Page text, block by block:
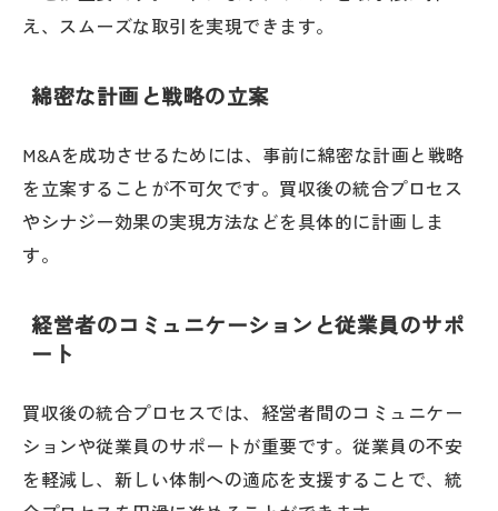
え、スムーズな取引を実現できます。
綿密な計画と戦略の立案
M&Aを成功させるためには、事前に綿密な計画と戦略
を立案することが不可欠です。買収後の統合プロセス
やシナジー効果の実現方法などを具体的に計画しま
す。
経営者のコミュニケーションと従業員のサポ
ート
買収後の統合プロセスでは、経営者間のコミュニケー
ションや従業員のサポートが重要です。従業員の不安
を軽減し、新しい体制への適応を支援することで、統